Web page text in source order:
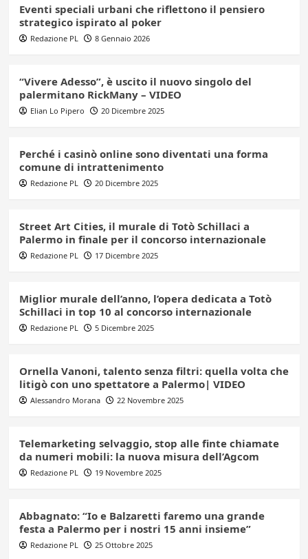
Eventi speciali urbani che riflettono il pensiero
strategico ispirato al poker
Redazione PL 8 Gennaio 2026
“Vivere Adesso”, è uscito il nuovo singolo del
palermitano RickMany – VIDEO
Elian Lo Pipero 20 Dicembre 2025
Perché i casinò online sono diventati una forma
comune di intrattenimento
Redazione PL 20 Dicembre 2025
Street Art Cities, il murale di Totò Schillaci a
Palermo in finale per il concorso internazionale
Redazione PL 17 Dicembre 2025
Miglior murale dell’anno, l’opera dedicata a Totò
Schillaci in top 10 al concorso internazionale
Redazione PL 5 Dicembre 2025
Ornella Vanoni, talento senza filtri: quella volta che
litigò con uno spettatore a Palermo| VIDEO
Alessandro Morana 22 Novembre 2025
Telemarketing selvaggio, stop alle finte chiamate
da numeri mobili: la nuova misura dell’Agcom
Redazione PL 19 Novembre 2025
Abbagnato: “Io e Balzaretti faremo una grande
festa a Palermo per i nostri 15 anni insieme”
Redazione PL 25 Ottobre 2025